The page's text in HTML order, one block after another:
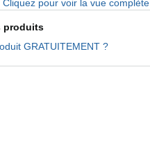
Cliquez pour voir la vue complète
produits
GRATUITEMENT ?